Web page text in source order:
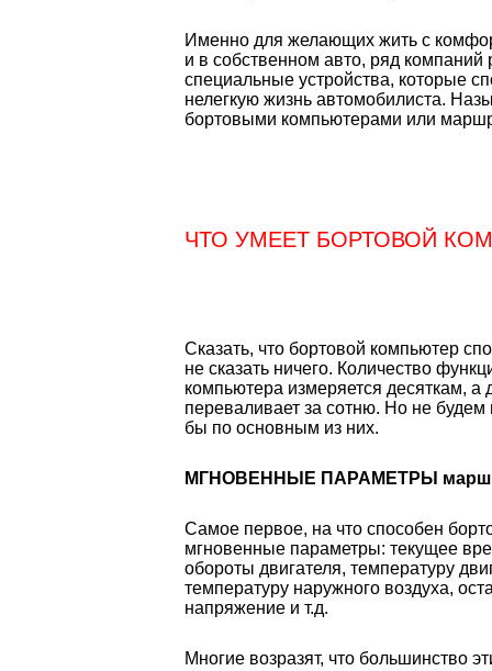
Именно для желающих жить с
и в собственном авто, ряд компаний
специальные устройства, которые
нелегкую жизнь автомобилиста.
бортовыми компьютерами или
ЧТО УМЕЕТ БОРТОВОЙ
Сказать, что бортовой компьютер
не сказать ничего. Количество
компьютера измеряется десяткам, а
переваливает за сотню. Но не
бы по основным из них.
МГНОВЕННЫЕ ПАРАМЕТРЫ
Самое первое, на что способен
мгновенные параметры: текущее
обороты двигателя, температуру
температуру наружного воздуха,
напряжение и т.д.
Многие возразят, что большинство